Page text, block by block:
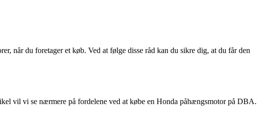
når du foretager et køb. Ved at følge disse råd kan du sikre dig, at du får den
vil vi se nærmere på fordelene ved at købe en Honda påhængsmotor på DBA.